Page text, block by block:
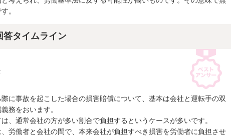
。
答タイムライン
に事故を起こした場合の損害賠償について、基本は会社と運転手の双
務をおいます。
、通常会社の方が多い割合で負担するというケースが多いです。
労働者と会社の間で、本来会社が負担すべき損害を労働者に負担させ